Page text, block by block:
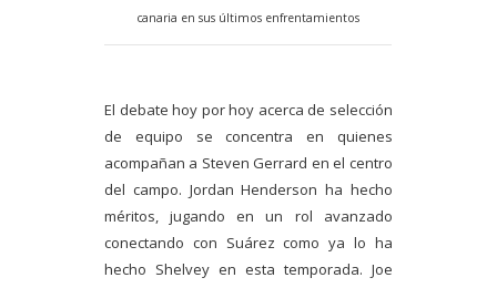
canaria en sus últimos enfrentamientos
El debate hoy por hoy acerca de selección
de equipo se concentra en quienes
acompañan a Steven Gerrard en el centro
del campo. Jordan Henderson ha hecho
méritos, jugando en un rol avanzado
conectando con Suárez como ya lo ha
hecho Shelvey en esta temporada. Joe